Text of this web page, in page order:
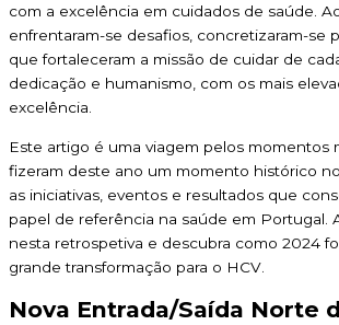
com a excelência em cuidados de saúde.
enfrentaram-se desafios, concretizaram-se
que fortaleceram a missão de cuidar de
dedicação e humanismo, com os mais
excelência.
Este artigo é uma viagem pelos momentos
fizeram deste ano um momento histórico
as iniciativas, eventos e resultados que
papel de referência na saúde em Portugal.
nesta retrospetiva e descubra como 2024
grande transformação para o HCV.
Nova Entrada/Saída Norte